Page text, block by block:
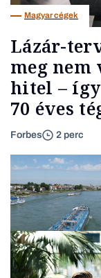
Magyar cégek
Lázár-
meg
hitel –
70 éves
Forbes 2 perc